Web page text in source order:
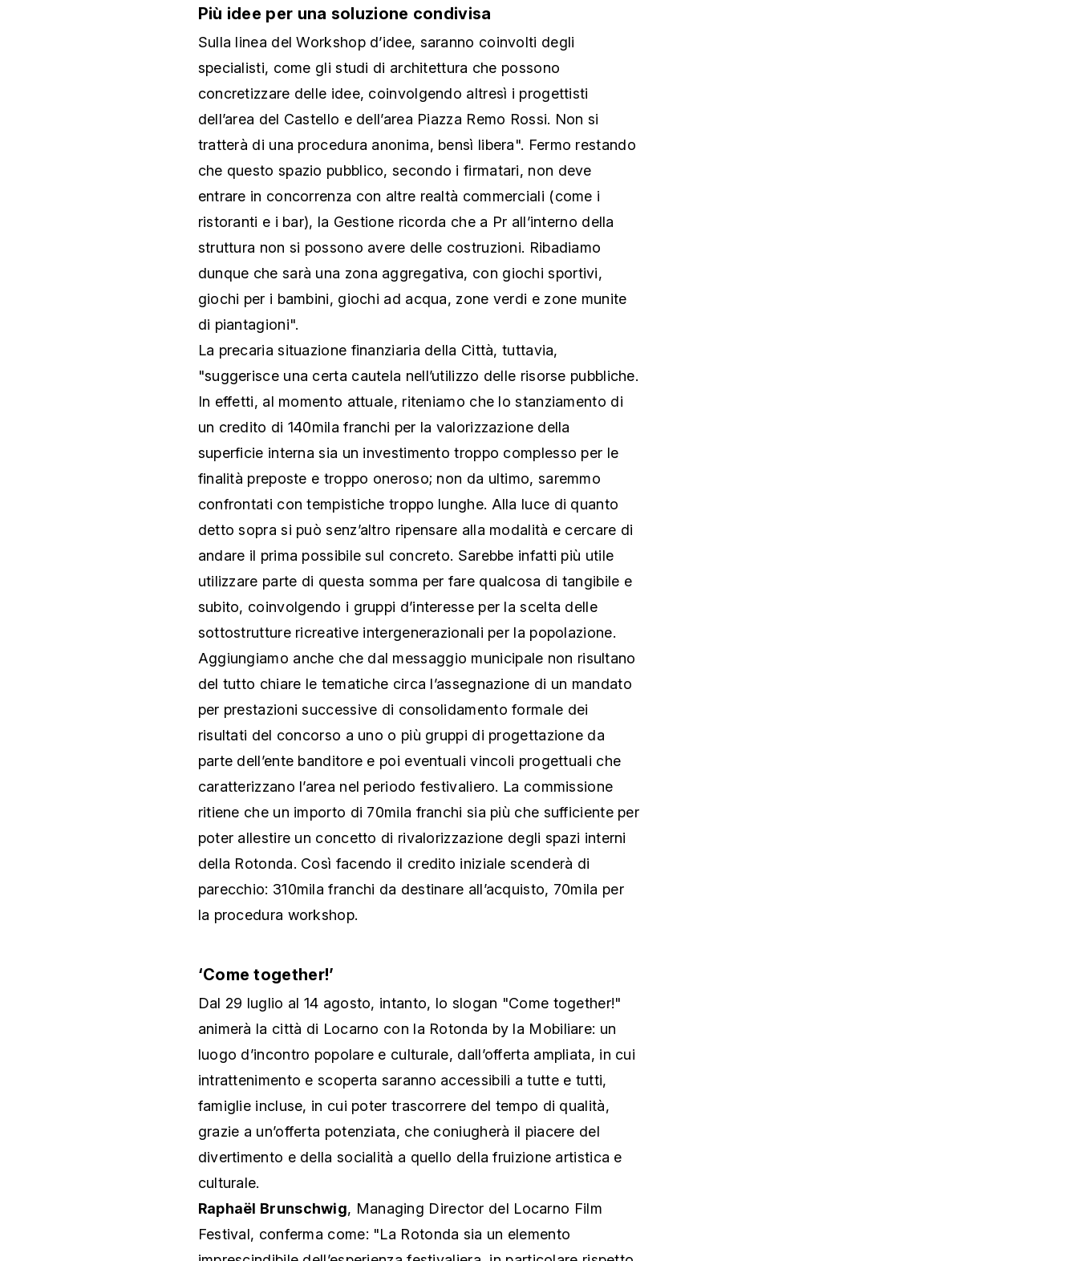
Più idee per una soluzione condivisa
Sulla linea del Workshop d’idee, saranno coinvolti degli
specialisti, come gli studi di architettura che possono
concretizzare delle idee, coinvolgendo altresì i progettisti
dell’area del Castello e dell’area Piazza Remo Rossi. Non si
tratterà di una procedura anonima, bensì libera". Fermo restando
che questo spazio pubblico, secondo i firmatari, non deve
entrare in concorrenza con altre realtà commerciali (come i
ristoranti e i bar), la Gestione ricorda che a Pr all’interno della
struttura non si possono avere delle costruzioni. Ribadiamo
dunque che sarà una zona aggregativa, con giochi sportivi,
giochi per i bambini, giochi ad acqua, zone verdi e zone munite
di piantagioni".
La precaria situazione finanziaria della Città, tuttavia,
"suggerisce una certa cautela nell’utilizzo delle risorse pubbliche.
In effetti, al momento attuale, riteniamo che lo stanziamento di
un credito di 140mila franchi per la valorizzazione della
superficie interna sia un investimento troppo complesso per le
finalità preposte e troppo oneroso; non da ultimo, saremmo
confrontati con tempistiche troppo lunghe. Alla luce di quanto
detto sopra si può senz’altro ripensare alla modalità e cercare di
andare il prima possibile sul concreto. Sarebbe infatti più utile
utilizzare parte di questa somma per fare qualcosa di tangibile e
subito, coinvolgendo i gruppi d’interesse per la scelta delle
sottostrutture ricreative intergenerazionali per la popolazione.
Aggiungiamo anche che dal messaggio municipale non risultano
del tutto chiare le tematiche circa l’assegnazione di un mandato
per prestazioni successive di consolidamento formale dei
risultati del concorso a uno o più gruppi di progettazione da
parte dell’ente banditore e poi eventuali vincoli progettuali che
caratterizzano l’area nel periodo festivaliero. La commissione
ritiene che un importo di 70mila franchi sia più che sufficiente per
poter allestire un concetto di rivalorizzazione degli spazi interni
della Rotonda. Così facendo il credito iniziale scenderà di
parecchio: 310mila franchi da destinare all’acquisto, 70mila per
la procedura workshop.
‘Come together!’
Dal 29 luglio al 14 agosto, intanto, lo slogan "Come together!"
animerà la città di Locarno con la Rotonda by la Mobiliare: un
luogo d’incontro popolare e culturale, dall’offerta ampliata, in cui
intrattenimento e scoperta saranno accessibili a tutte e tutti,
famiglie incluse, in cui poter trascorrere del tempo di qualità,
grazie a un’offerta potenziata, che coniugherà il piacere del
divertimento e della socialità a quello della fruizione artistica e
culturale.
Raphaël Brunschwig, Managing Director del Locarno Film
Festival, conferma come: "La Rotonda sia un elemento